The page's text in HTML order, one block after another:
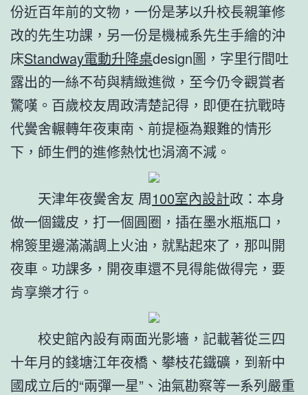
份近百年前的文物，一份是茅以升校長親筆修
改的先生功課，另一份是機械系先生手繪的沖
床Standway電動升降桌design圖，字里行間吐
露出的一絲不茍與精緻進微，至今仍令觀賞者
驚嘆。百歲校友周政清楚記得，即便在抗戰時
代黌舍輾轉年夜東南、前提極為艱難的情形
下，師生們的進修熱忱也涓滴不減。
天津年夜黌舍友 周100室內設計政：本身
做一個鐵皮，打一個圓圈，插在墨水瓶瓶口，
棉簽里邊滿滿調上火油，就點起來了，那叫開
夜車。功課多，開夜車還不見得能做得完，要
肯享樂才行。
校史館內設有兩面光影墻，記載著從三四
十年月的錢塘江年夜橋、攀枝花鐵礦，到新中
國成立后的“兩彈一星”、油氣勘察等一系列嚴重